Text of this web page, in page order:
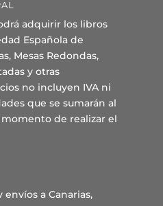
adquirir los libros
Española de
Mesas Redondas,
y otras
no incluyen IVA ni
que se sumarán al
de realizar el
envíos a Canarias,